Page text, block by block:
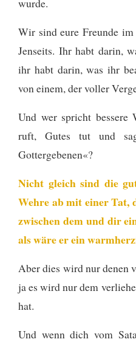
Wir sind eure Freunde
Jenseits. Ihr habt darin,
ihr habt darin, was ihr
von einem, der voller
Und wer spricht
ruft, Gutes tut und
Gottergebenen«?
Nicht gleich sind die
Wehre ab mit einer Tat,
zwischen dem und dir
als wäre er ein
Aber dies wird nur denen
ja es wird nur dem
hat.
Und wenn dich vom